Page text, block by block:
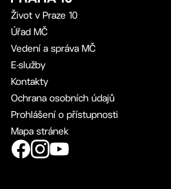
Život v Praze 10
Úřad MČ
Vedení a správa MČ
E-služby
Kontakty
Ochrana osobních údajů
Prohlášení o přístupnosti
Mapa stránek